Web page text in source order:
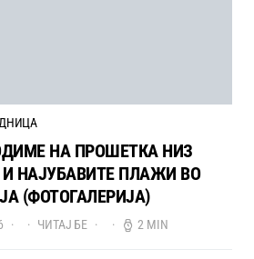
НА ПРОШЕТКА НИЗ
И НАЈУБАВИТЕ ПЛАЖИ ВО
(ФОТОГАЛЕРИЈА)
ЧИТАЈ БЕ 2 MIN